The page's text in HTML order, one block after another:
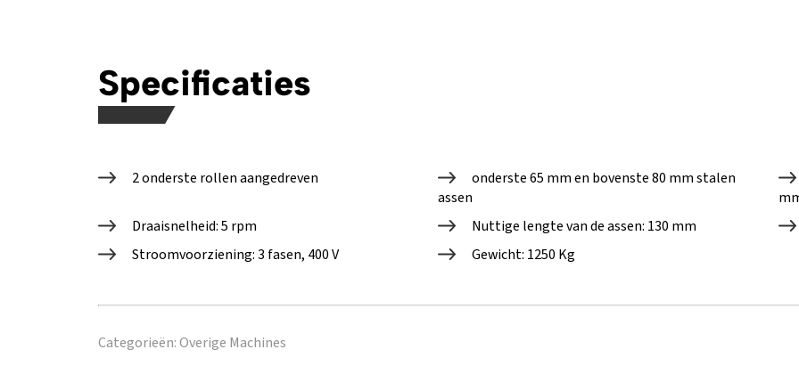
Specificaties
2 onderste rollen aangedreven
onderste 65 mm en bovenste 80 mm stalen
assen
Draaisnelheid: 5 rpm
Nuttige lengte van de assen: 130 mm
Stroomvoorziening: 3 fasen, 400 V
Gewicht: 1250 Kg
Categorieën:Overige Machines